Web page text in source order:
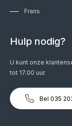
Frans
Hulp nodig?
U kunt onze
tot 17.00 uur.
Bel 035